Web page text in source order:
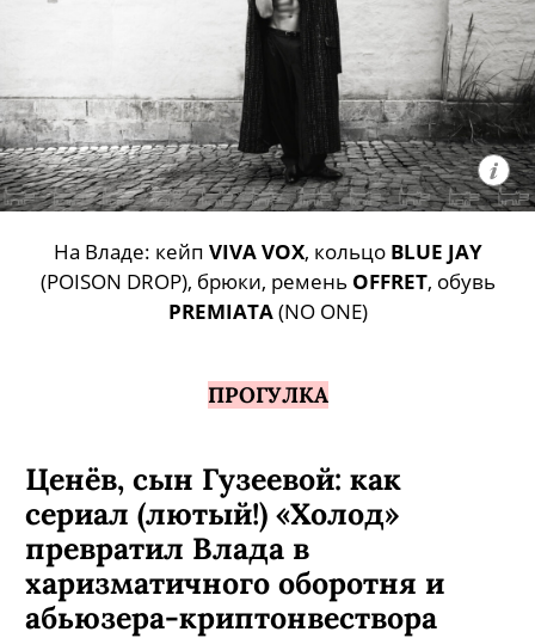
На Владе: кейп VIVA VOX, кольцо BLUE JAY
(POISON DROP), брюки, ремень OFFRET, обувь
PREMIATA(NO ONE)
ПРОГУЛКА
Ценёв, сын Гузеевой: как
сериал (лютый!) «Холод»
превратил Влада в
харизматичного оборотня и
абьюзера-криптонвествора